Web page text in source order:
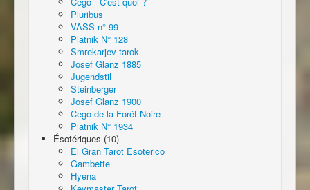
Pluribus
VASS n° 99
Piatnik N° 128
Smrekarjev tarok
Josef Glanz 1885
Jugendstil
Steinberger
Josef Glanz 1900
Cego de la Forêt Noire
Piatnik N° 1934
Ésotériques (10)
El Gran Tarot Esoterico
Gambette
Hyena